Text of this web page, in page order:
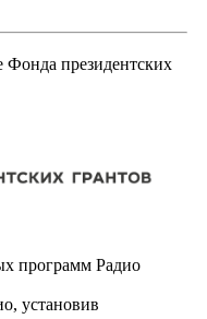
Фонда президентских
программ Радио
установив